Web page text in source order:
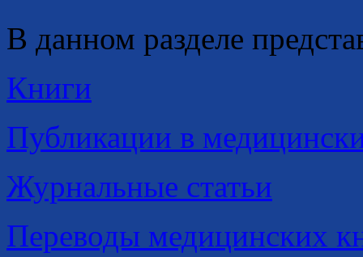
В данном разделе
Книги
Публикации в
Журнальные статьи
Переводы медицинских